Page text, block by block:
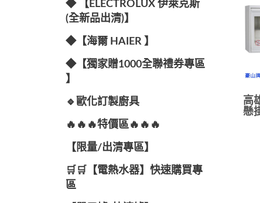
◆ 【ELECTROLUX 伊萊克斯
(全新品出清)】
◆【海爾 HAIER 】
◆【獨家贈1000全聯禮券專區
】
🔹歐化訂製廚具
🔥🔥🔥特價區🔥🔥🔥
【限量/出清專區】
🛒🛒【電熱水器】快速購買專
區
高
懸